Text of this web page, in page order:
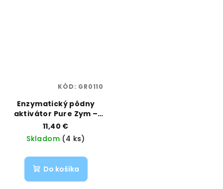
Enzymatický pôdny
aktivátor Pure Zym –
0,25 L | Plagron |
Vaporama
11,40 €
Skladom (4 ks)
Do košíka
KÓD: GR0110